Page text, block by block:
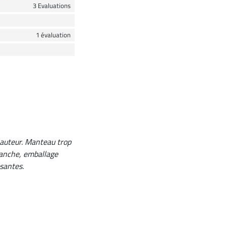
3 Evaluations
1 évaluation
Manteau trop
emballage